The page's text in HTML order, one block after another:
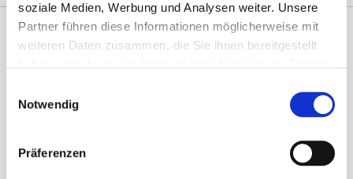
soziale Medien, Werbung und Analysen weiter. Unsere
Partner führen diese Informationen möglicherweise mit
weiteren Daten zusammen, die Sie ihnen bereitgestellt
Notwendig
Präferenzen
Angaben zur Informationspflichten der GPSR
Sie könnten auch an folgenden Artikeln